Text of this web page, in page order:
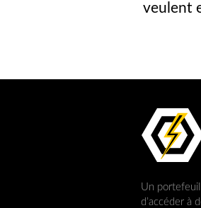
veulent
Un
d’accéder à